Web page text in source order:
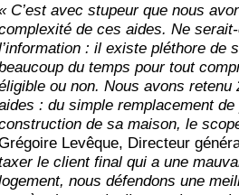
C’est avec stupeur que nous
de ces aides. Ne
: il existe pléthore de
du temps pour tout
ou non. Nous avons
: du simple remplacement de
de sa maison, le
Levêque, Directeur
le client final qui a une
nous défendons une